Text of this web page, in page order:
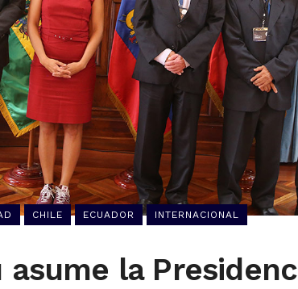
CHILE ECUADOR INTERNACIONAL
asume la